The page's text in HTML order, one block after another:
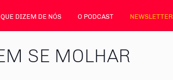
DIZEM DE NÓS O PODCAST NEWSLETTER
SE MOLHAR